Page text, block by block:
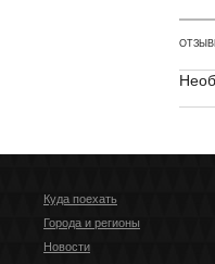
Куда поехать
Города и регионы
Новости